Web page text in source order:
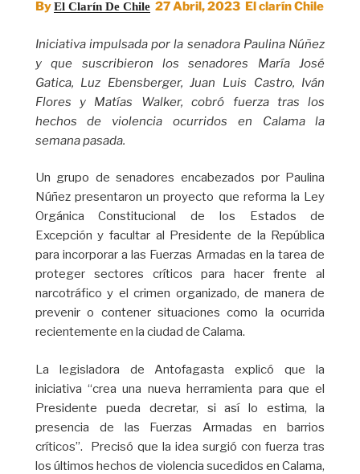
ByEl Clarín De Chile27 Abril, 2023 El clarín Chile
Iniciativa impulsada por la senadora Paulina Núñez
y que suscribieron los senadores María José
Gatica, Luz Ebensberger, Juan Luis Castro, Iván
Flores y Matías Walker, cobró fuerza tras los
hechos de violencia ocurridos en Calama la
semana pasada.
Un grupo de senadores encabezados por Paulina
Núñez presentaron un proyecto que reforma la Ley
Orgánica Constitucional de los Estados de
Excepción y facultar al Presidente de la República
para incorporar a las Fuerzas Armadas en la tarea de
proteger sectores críticos para hacer frente al
narcotráfico y el crimen organizado, de manera de
prevenir o contener situaciones como la ocurrida
recientemente en la ciudad de Calama.
La legisladora de Antofagasta explicó que la
iniciativa “crea una nueva herramienta para que el
Presidente pueda decretar, si así lo estima, la
presencia de las Fuerzas Armadas en barrios
críticos”. Precisó que la idea surgió con fuerza tras
los últimos hechos de violencia sucedidos en Calama,